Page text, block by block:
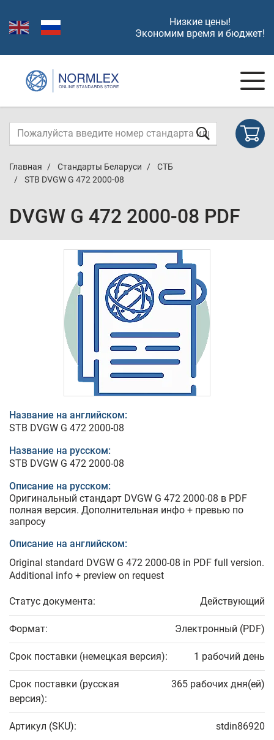
Низкие цены!
Экономим время и бюджет!
Главная Стандарты Беларуси
СТБ
STB DVGW G 472 2000-08
DVGW G 472 2000-08 PDF
Название на английском:
STB DVGW G 472 2000-08
Название на русском:
STB DVGW G 472 2000-08
Описание на русском:
Оригинальный стандарт DVGW G 472 2000-08 в PDF
полная версия. Дополнительная инфо + превью по
запросу
Описание на английском:
Original standard DVGW G 472 2000-08 in PDF full version.
Additional info + preview on request
Статус документа: Действующий
Формат: Электронный (PDF)
Срок поставки (немецкая версия): 1 рабочий день
Срок поставки (русская
версия):
365 рабочих дня(ей)
Артикул (SKU): stdin86920